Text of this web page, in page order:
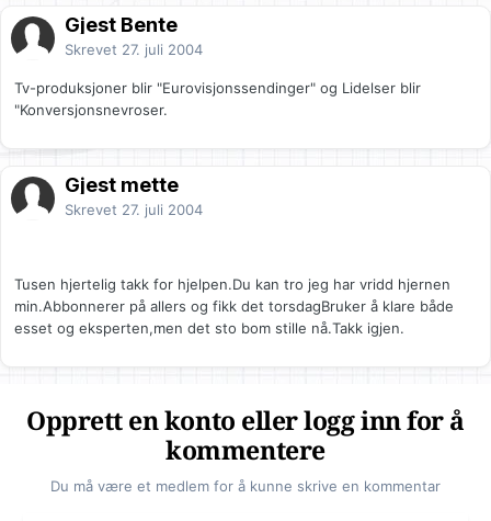
Gjest Bente
Skrevet 27. juli 2004
Tv-produksjoner blir "Eurovisjonssendinger" og Lidelser blir
"Konversjonsnevroser.
Gjest mette
Skrevet 27. juli 2004
Tusen hjertelig takk for hjelpen.Du kan tro jeg har vridd hjernen
min.Abbonnerer på allers og fikk det torsdagBruker å klare både
esset og eksperten,men det sto bom stille nå.Takk igjen.
Opprett en konto eller logg inn for å
kommentere
Du må være et medlem for å kunne skrive en kommentar